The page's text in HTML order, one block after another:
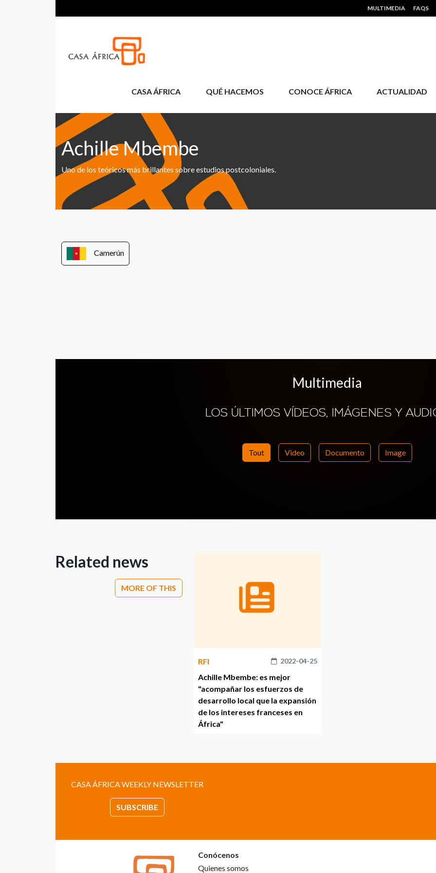
HEADER MENU
MULTIMEDIA FAQS
CASA ÁFRICA QUÉ HACEMOS CONOCE ÁFRICA ACTUALIDAD
Achille Mbembe
Uno de los teóricos más brillantes sobre estudios postcoloniales.
Camerún
Multimedia
LOS ÚLTIMOS VÍDEOS, IMÁGENES Y
Tout Video Documento Image
Related news
MORE OF THIS
RFI 2022-04-25
Achille Mbembe: es mejor
"acompañar los esfuerzos de
desarrollo local que la expansión
de los intereses franceses en
África"
CASA ÁFRICA WEEKLY NEWSLETTER
SUBSCRIBE
Conócenos
Quienes somos